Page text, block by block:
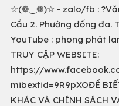
☆(❁‿❁)☆ - zalo/fb :
Cầu 2. Phường đống đa.
YouTube : phong phát
TRUY CẬP WEBSITE:
https://
mibextid=9R9pXOĐỂ
KHÁC VÀ CHÍNH SÁCH